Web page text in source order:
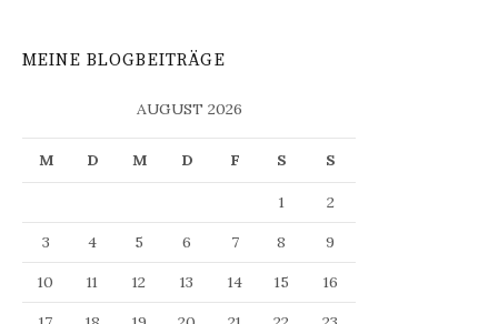
MEINE BLOGBEITRÄGE
AUGUST 2026
M D M D F S S
1
2
3
4 5 6 7 8
9
10
11 12 13 14 15
16